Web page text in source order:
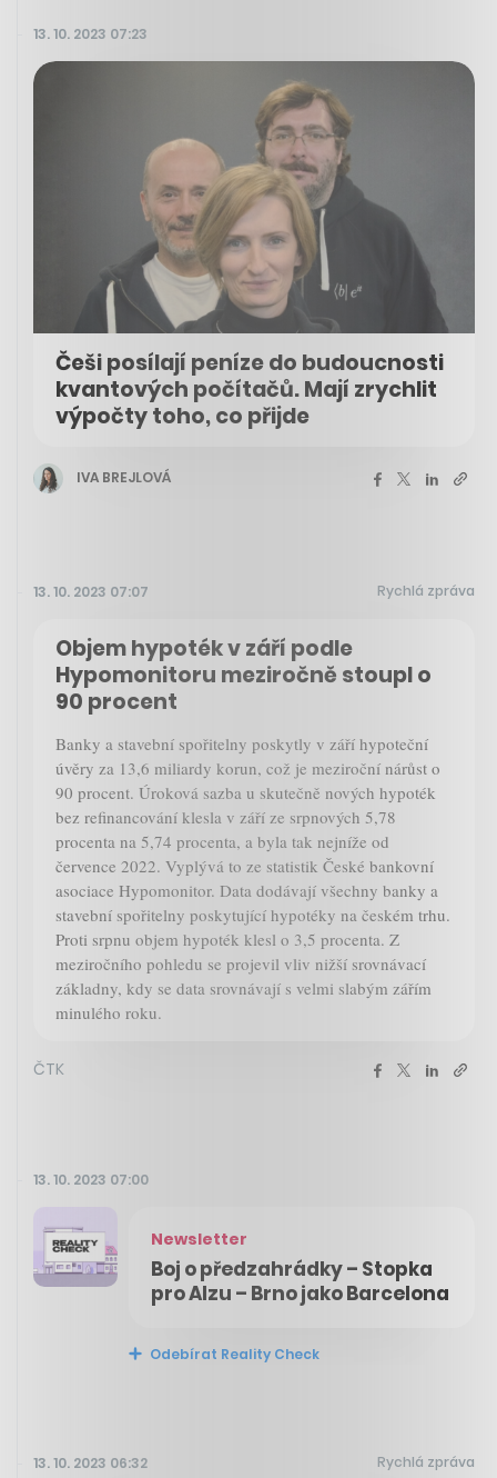
13. 10. 2023 07:23
Češi posílají peníze do budoucnosti
kvantových počítačů. Mají zrychlit
výpočty toho, co přijde
IVA BREJLOVÁ
13. 10. 2023 07:07 Rychlá zpráva
Objem hypoték v září podle
Hypomonitoru meziročně stoupl o
90 procent
Banky a stavební spořitelny poskytly v září hypoteční
úvěry za 13,6 miliardy korun, což je meziroční nárůst o
90 procent. Úroková sazba u skutečně nových hypoték
bez refinancování klesla v září ze srpnových 5,78
procenta na 5,74 procenta, a byla tak nejníže od
července 2022. Vyplývá to ze statistik České bankovní
asociace Hypomonitor. Data dodávají všechny banky a
stavební spořitelny poskytující hypotéky na českém trhu.
Proti srpnu objem hypoték klesl o 3,5 procenta. Z
meziročního pohledu se projevil vliv nižší srovnávací
základny, kdy se data srovnávají s velmi slabým zářím
minulého roku.
ČTK
13. 10. 2023 07:00
Newsletter
Boj o předzahrádky – Stopka
pro Alzu – Brno jako Barcelona
Odebírat Reality Check
13. 10. 2023 06:32 Rychlá zpráva